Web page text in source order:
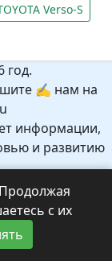
Verso-S
год.
✍ нам на
информации,
и развитию
с их